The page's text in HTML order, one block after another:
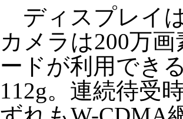
ディスプレイ
カメラは200万
ードが利用でき
112g。連続待受